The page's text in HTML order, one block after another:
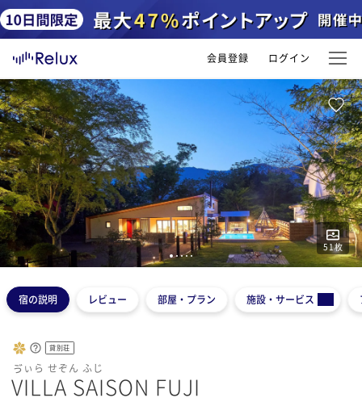
会員登録 ログイン
51枚
12345
宿の説明 レビュー 部屋・プラン 施設・サービス
貸別荘
ゔぃら せぞん ふじ
VILLA SAISON FUJI